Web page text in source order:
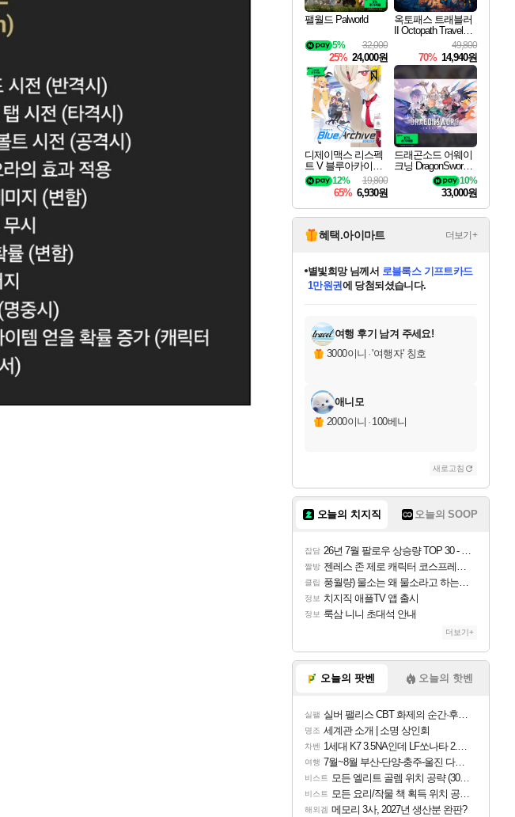
팰월드 Palworld
32,000
5%
25% 24,000원
옥토패스 트래블러
II Octopath Traveler I
49,800
70% 14,940원
디제이맥스 리스펙
트 V 블루아카이브
팩 DJMAX RESPE
CT V Blue Archive P
ack DLC
19,800
12%
65% 6,930원
드래곤소드 어웨이
크닝 DragonSword A
10%
33,000원
혜택.아이마트 더보기+
교환.
당첨되셨습니다.
당첨되셨습니다.
당첨되셨습니다.
별빛희망님께서 로블록스 기프트카드
1만원권에 당첨되셨습니다.
당첨되셨습니다.
당첨되셨습니다.
당첨되셨습니다.
당첨되셨습니다.
에디션 (스팀코드) 를 교환.
당첨되셨습니다.
여행 후기 남겨 주세요!
3000이니 ·'여행자' 칭호
애니모
2000이니 · 100베니
새로고침
오늘의 치지직 오늘의 SOOP
잡담 26년 7월 팔로우 상승량 TOP 30 - 월간 치지직
짤방 젠레스 존 제로 캐릭터 코스프레한 꽁주
클립 풍월량) 물소는 왜 물소라고 하는거야? 아! 그만 ㅋㅋ
정보 치지직 애플TV 앱 출시
정보 룩삼 니니 초대석 안내
더보기+
오늘의 팟벤 오늘의 핫벤
실팰 실버 팰리스 CBT 화제의 순간·후기 모음
명조 세계관 소개 | 소명 상인회
차벤 1세대 K7 3.5NA인데 LF쏘나타 2.0NA 기변하면 유류비 절약이 얼마나 될까요..?
여행 7월~8월 부산-단양-충주-울진 다녀왔어요~
비스트 모든 엘리트 골렘 위치 공략 (30개) - 방랑 결투가
비스트 모든 요리/작물 책 획득 위치 공략 (36개) - 미식가 도전과제
해외겜 메모리 3사, 2027년 생산분 완판?